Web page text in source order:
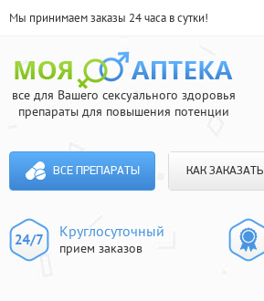
Мы принимаем заказы 24 часа в сутки!
все для Вашего сексуального здоровья
препараты для повышения потенции
ВСЕ ПРЕПАРАТЫ КАК ЗАКАЗАТЬ
Круглосуточный
прием заказов